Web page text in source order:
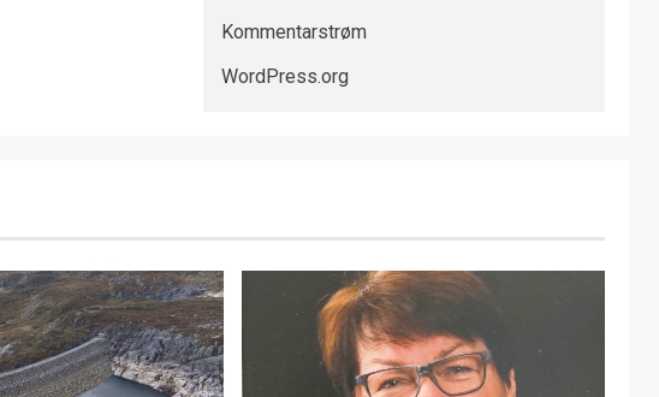
Kommentarstrøm
WordPress.org